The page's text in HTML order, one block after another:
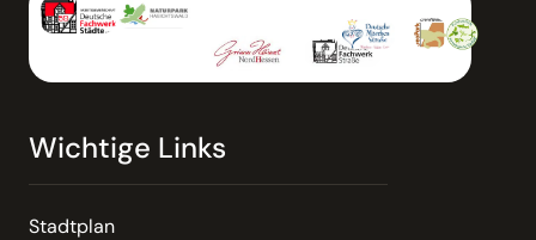
Wichtige Links
Stadtplan